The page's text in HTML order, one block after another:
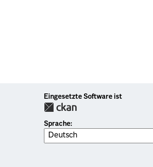
Eingesetzte Software ist
Sprache